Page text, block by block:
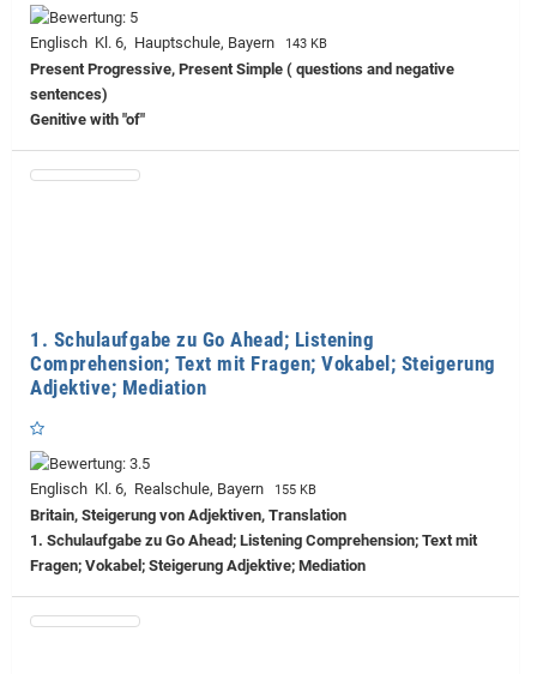
Englisch Kl. 6, Hauptschule, Bayern 143 KB
Present Progressive, Present Simple ( questions and negative
sentences)
Genitive with "of"
1. Schulaufgabe zu Go Ahead; Listening
Comprehension; Text mit Fragen; Vokabel; Steigerung
Adjektive; Mediation
Englisch Kl. 6, Realschule, Bayern 155 KB
Britain, Steigerung von Adjektiven, Translation
1. Schulaufgabe zu Go Ahead; Listening Comprehension; Text mit
Fragen; Vokabel; Steigerung Adjektive; Mediation